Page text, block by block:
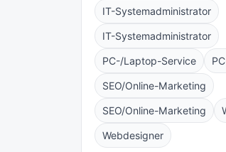
IT-Systemadministrator
IT-Systemadministrator
PC-/Laptop-Service
SEO/Online-Marketing
SEO/Online-Marketing
Webdesigner